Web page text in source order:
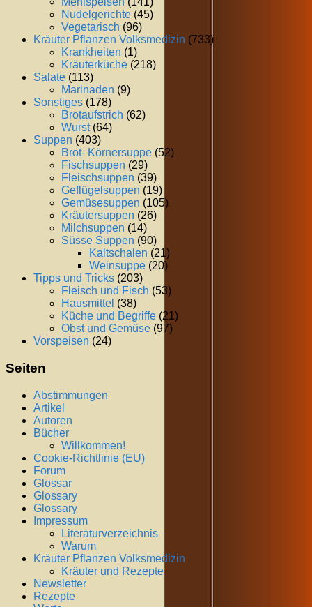
Nudelgerichte (45)
Vegetarisch (96)
Kräuter Pflanzen Volksmedizin (733)
Krankheiten (1)
Kräuterküche (218)
Salate (113)
Marinaden (9)
Sonstiges (178)
Brotaufstrich (62)
Wurst(64)
Suppen (403)
Brot- Körnersuppe (52)
Fischsuppen (29)
Fleischsuppen (39)
Geflügelsuppen (19)
Gemüsesuppen (105)
Kräutersuppen (26)
Milchsuppen (14)
Süsse Suppen (90)
Kaltschalen (21)
Weinsuppe (20)
Tipps und Tricks (203)
Fleisch und Fisch (53)
Hausmittel (38)
Küche und Begriffe (21)
Obst und Gemüse (97)
Vorspeisen (24)
Seiten
Abstimmungen
Artikel
Autoren
Bücher
Willkommen!
Cookie-Richtlinie (EU)
Forum
Glossar
Glossary
Glossary
Impressum
Literaturverzeichnis
Warum
Kräuter Pflanzen Volksmedizin
Kräuter und Rezepte
Newsletter
Rezepte